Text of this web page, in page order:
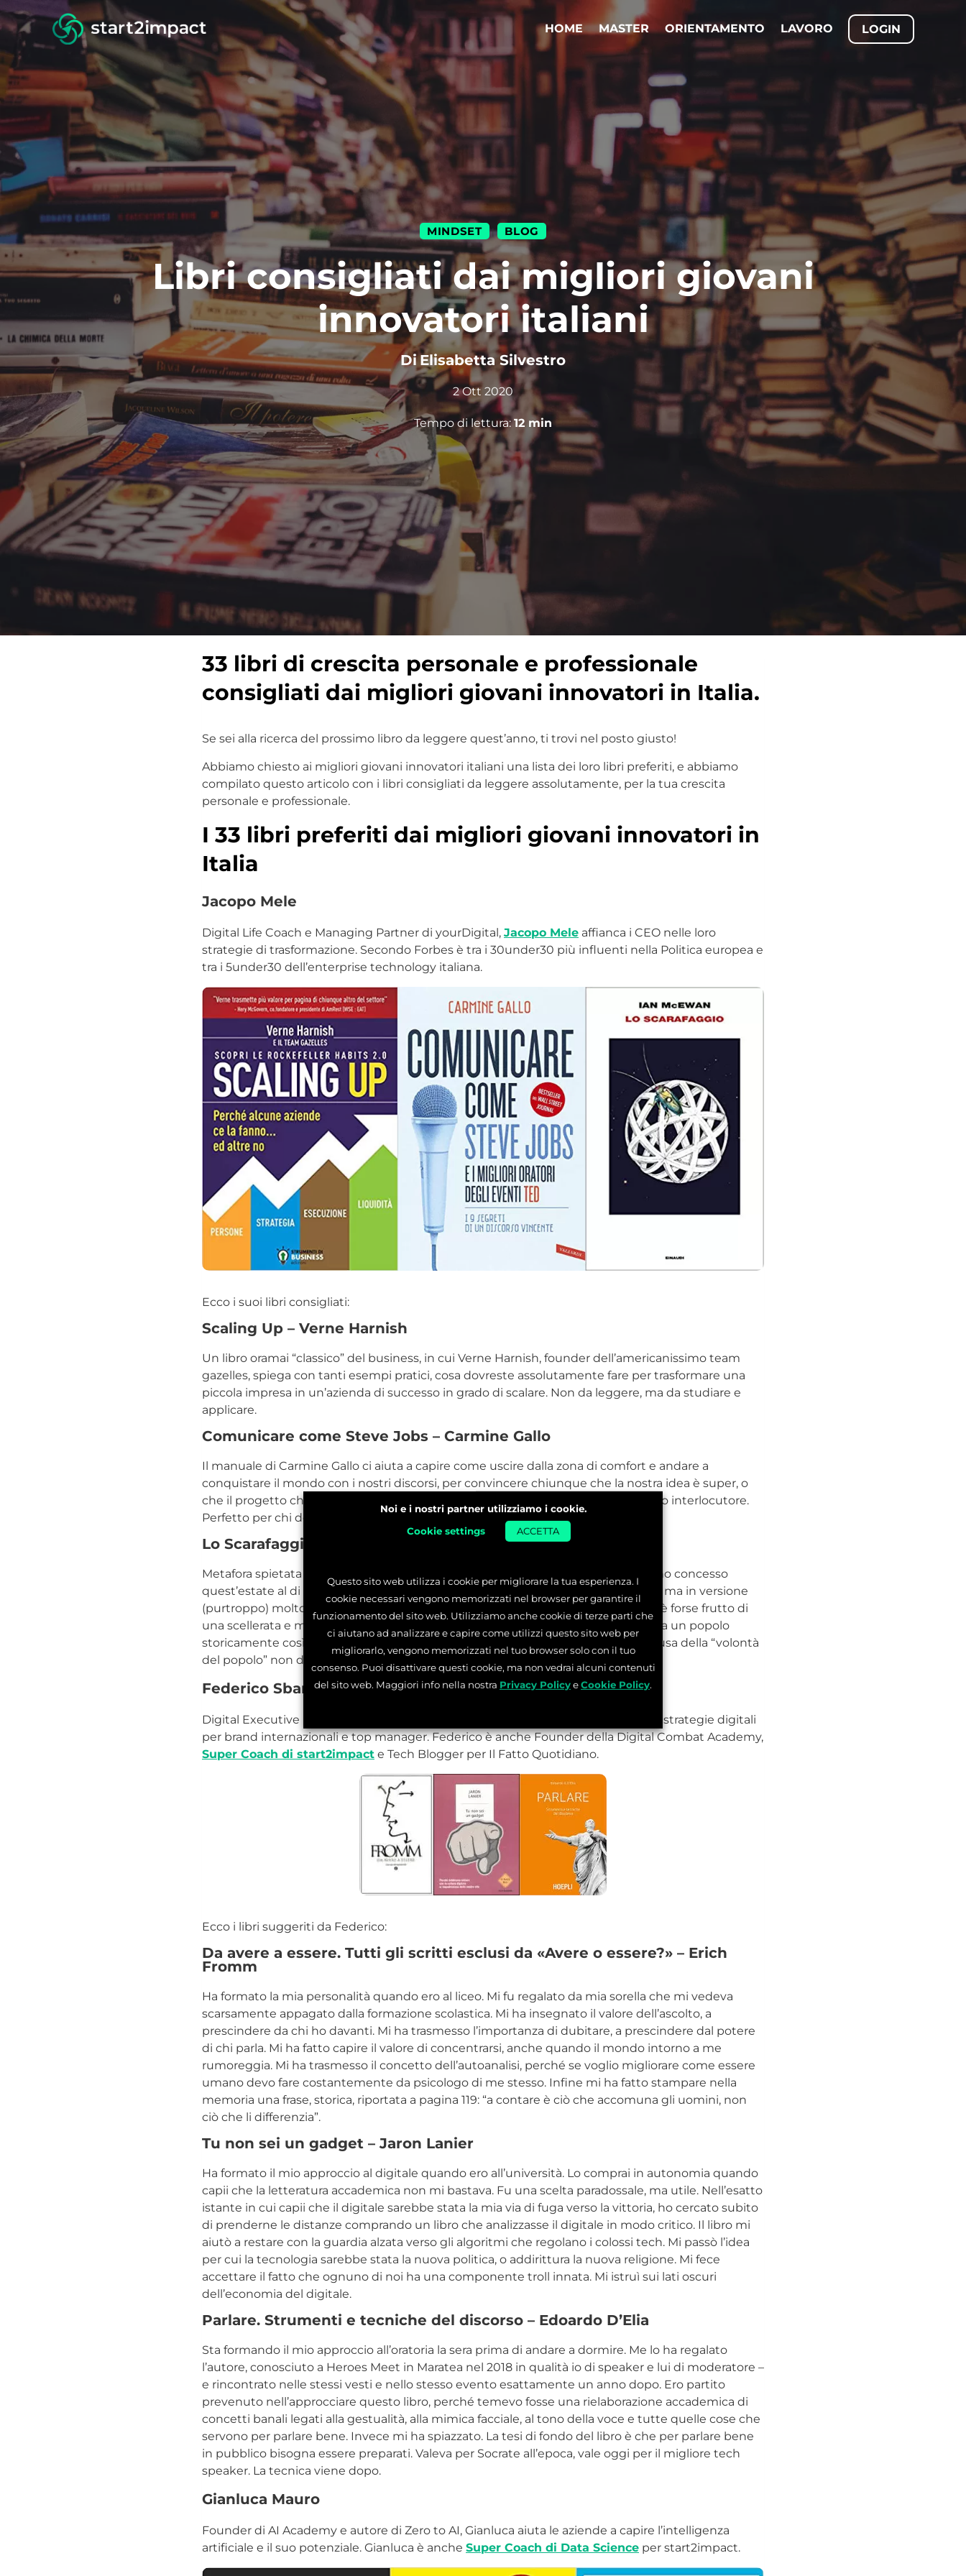
HOME MASTER ORIENTAMENTO LAVORO LOGIN
MINDSET | BLOG
Libri consigliati dai migliori giovani
innovatori italiani
DiElisabetta Silvestro
2 Ott 2020
Tempo di lettura:12 min
33 libri di crescita personale e professionale
consigliati dai migliori giovani innovatori in Italia.
Se sei alla ricerca del prossimo libro da leggere quest’anno, ti trovi nel posto giusto!
Abbiamo chiesto ai migliori giovani innovatori italiani una lista dei loro libri preferiti, e abbiamo
compilato questo articolo con i libri consigliati da leggere assolutamente, per la tua crescita
personale e professionale.
I 33 libri preferiti dai migliori giovani innovatori in
Italia
Jacopo Mele
Digital Life Coach e Managing Partner di yourDigital, Jacopo Mele affianca i CEO nelle loro
strategie di trasformazione. Secondo Forbes è tra i 30under30 più influenti nella Politica europea e
tra i 5under30 dell’enterprise technology italiana.
Ecco i suoi libri consigliati:
Scaling Up – Verne Harnish
Un libro oramai “classico” del business, in cui Verne Harnish, founder dell’americanissimo team
gazelles, spiega con tanti esempi pratici, cosa dovreste assolutamente fare per trasformare una
piccola impresa in un’azienda di successo in grado di scalare. Non da leggere, ma da studiare e
applicare.
Comunicare come Steve Jobs – Carmine Gallo
Il manuale di Carmine Gallo ci aiuta a capire come uscire dalla zona di comfort e andare a
conquistare il mondo con i nostri discorsi, per convincere chiunque che la nostra idea è super, o
che il progetto che abbiamo realizzato è esattamente quello che serviva al nostro interlocutore.
Perfetto per chi dovrà affrontare nei prossimi mesi il “discorso della propria vita”.
Lo Scarafaggio – Ian McEwan
Metafora spietata della politica inglese, e dei suoi personaggi, è il libro che mi sono concesso
quest’estate al di fuori del business perché mi ricordava le metamorfosi di Kafka, ma in versione
(purtroppo) molto attualizzata. Quello che è successo in Inghilterra con la Brexit è forse frutto di
una scellerata e miope gestione della cosa pubblica che non ci aspetteremmo da un popolo
storicamente così lungimirante. Un monito alle generazioni future affinché la scusa della “volontà
del popolo” non diventi il modo di condurre un paese alla rovina.
Federico Sbandi
Digital Executive per una società di consulenza con 23 sedi nel mondo. Sviluppa strategie digitali
per brand internazionali e top manager. Federico è anche Founder della Digital Combat Academy,
Super Coach di start2impact e Tech Blogger per Il Fatto Quotidiano.
Ecco i libri suggeriti da Federico:
Da avere a essere. Tutti gli scritti esclusi da «Avere o essere?» – Erich
Fromm
Ha formato la mia personalità quando ero al liceo. Mi fu regalato da mia sorella che mi vedeva
scarsamente appagato dalla formazione scolastica. Mi ha insegnato il valore dell’ascolto, a
prescindere da chi ho davanti. Mi ha trasmesso l’importanza di dubitare, a prescindere dal potere
di chi parla. Mi ha fatto capire il valore di concentrarsi, anche quando il mondo intorno a me
rumoreggia. Mi ha trasmesso il concetto dell’autoanalisi, perché se voglio migliorare come essere
umano devo fare costantemente da psicologo di me stesso. Infine mi ha fatto stampare nella
memoria una frase, storica, riportata a pagina 119: “a contare è ciò che accomuna gli uomini, non
ciò che li differenzia”.
Tu non sei un gadget – Jaron Lanier
Ha formato il mio approccio al digitale quando ero all’università. Lo comprai in autonomia quando
capii che la letteratura accademica non mi bastava. Fu una scelta paradossale, ma utile. Nell’esatto
istante in cui capii che il digitale sarebbe stata la mia via di fuga verso la vittoria, ho cercato subito
di prenderne le distanze comprando un libro che analizzasse il digitale in modo critico. Il libro mi
aiutò a restare con la guardia alzata verso gli algoritmi che regolano i colossi tech. Mi passò l’idea
per cui la tecnologia sarebbe stata la nuova politica, o addirittura la nuova religione. Mi fece
accettare il fatto che ognuno di noi ha una componente troll innata. Mi istruì sui lati oscuri
dell’economia del digitale.
Parlare. Strumenti e tecniche del discorso – Edoardo D’Elia
Sta formando il mio approccio all’oratoria la sera prima di andare a dormire. Me lo ha regalato
l’autore, conosciuto a Heroes Meet in Maratea nel 2018 in qualità io di speaker e lui di moderatore –
e rincontrato nelle stessi vesti e nello stesso evento esattamente un anno dopo. Ero partito
prevenuto nell’approcciare questo libro, perché temevo fosse una rielaborazione accademica di
concetti banali legati alla gestualità, alla mimica facciale, al tono della voce e tutte quelle cose che
servono per parlare bene. Invece mi ha spiazzato. La tesi di fondo del libro è che per parlare bene
in pubblico bisogna essere preparati. Valeva per Socrate all’epoca, vale oggi per il migliore tech
speaker. La tecnica viene dopo.
Gianluca Mauro
Founder di AI Academy e autore di Zero to AI, Gianluca aiuta le aziende a capire l’intelligenza
artificiale e il suo potenziale. Gianluca è anche Super Coach di Data Science per start2impact.
Noi e i nostri partner utilizziamo i cookie.
Cookie settings
ACCETTA
Questo sito web utilizza i cookie per migliorare la tua esperienza. I
cookie necessari vengono memorizzati nel browser per garantire il
funzionamento del sito web. Utilizziamo anche cookie di terze parti che
ci aiutano ad analizzare e capire come utilizzi questo sito web per
migliorarlo, vengono memorizzati nel tuo browser solo con il tuo
consenso. Puoi disattivare questi cookie, ma non vedrai alcuni contenuti
del sito web. Maggiori info nella nostra Privacy PolicyeCookie Policy.